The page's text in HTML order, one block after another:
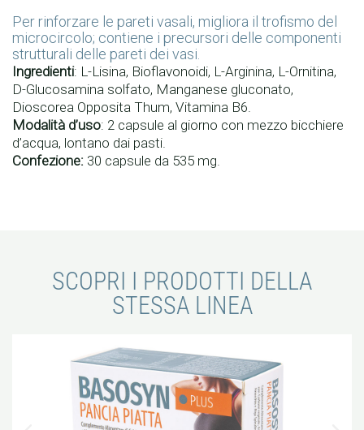
Per rinforzare le pareti vasali, migliora il trofismo del
microcircolo; contiene i precursori delle componenti
strutturali delle pareti dei vasi.
Ingredienti: L-Lisina, Bioflavonoidi, L-Arginina, L-Ornitina,
D-Glucosamina solfato, Manganese gluconato,
Dioscorea Opposita Thum, Vitamina B6.
Modalità d’uso: 2 capsule al giorno con mezzo bicchiere
d’acqua, lontano dai pasti.
Confezione: 30 capsule da 535 mg.
SCOPRI I PRODOTTI DELLA
STESSA LINEA